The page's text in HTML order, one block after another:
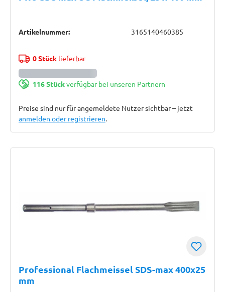
Artikelnummer: 3165140460385
0 Stücklieferbar
116 Stückverfügbar bei unseren Partnern
Preise sind nur für angemeldete Nutzer sichtbar – jetzt
anmelden oder registrieren.
Professional Flachmeissel SDS-max 400x25
mm